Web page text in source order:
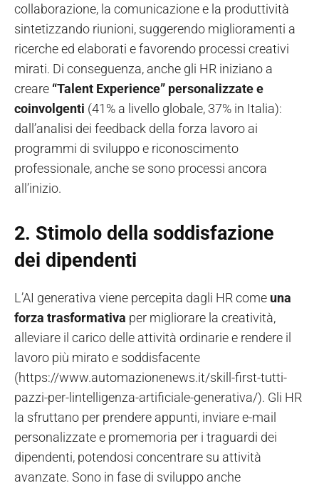
collaborazione, la comunicazione e la produttività
sintetizzando riunioni, suggerendo miglioramenti a
ricerche ed elaborati e favorendo processi creativi
mirati. Di conseguenza, anche gli HR iniziano a
creare “Talent Experience” personalizzate e
coinvolgenti (41% a livello globale, 37% in Italia):
dall’analisi dei feedback della forza lavoro ai
programmi di sviluppo e riconoscimento
professionale, anche se sono processi ancora
all’inizio.
2. Stimolo della soddisfazione
dei dipendenti
L’AI generativa viene percepita dagli HR come una
forza trasformativa per migliorare la creatività,
alleviare il carico delle attività ordinarie e rendere il
lavoro più mirato e soddisfacente
(https://www.automazionenews.it/skill-first-tutti-
pazzi-per-lintelligenza-artificiale-generativa/). Gli HR
la sfruttano per prendere appunti, inviare e-mail
personalizzate e promemoria per i traguardi dei
dipendenti, potendosi concentrare su attività
avanzate. Sono in fase di sviluppo anche